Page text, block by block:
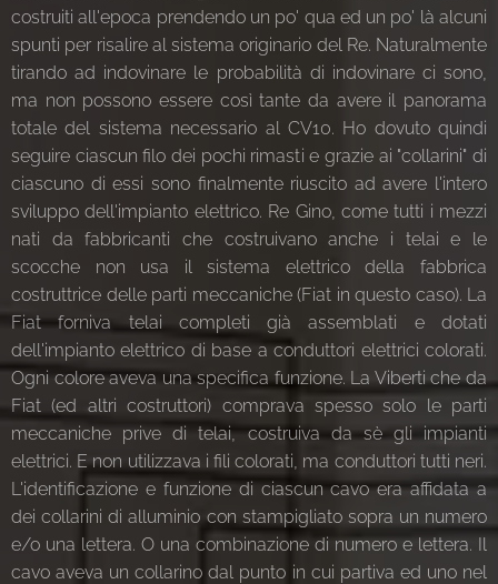
costruiti all'epoca prendendo un po' qua ed un po' là alcuni
spunti per risalire al sistema originario del Re. Naturalmente
tirando ad indovinare le probabilità di indovinare ci sono,
ma non possono essere così tante da avere il panorama
totale del sistema necessario al CV10. Ho dovuto quindi
seguire ciascun filo dei pochi rimasti e grazie ai "collarini" di
ciascuno di essi sono finalmente riuscito ad avere l'intero
sviluppo dell'impianto elettrico. Re Gino, come tutti i mezzi
nati da fabbricanti che costruivano anche i telai e le
scocche non usa il sistema elettrico della fabbrica
costruttrice delle parti meccaniche (Fiat in questo caso). La
Fiat forniva telai completi già assemblati e dotati
dell'impianto elettrico di base a conduttori elettrici colorati.
Ogni colore aveva una specifica funzione. La Viberti che da
Fiat (ed altri costruttori) comprava spesso solo le parti
meccaniche prive di telai, costruiva da sè gli impianti
elettrici. E non utilizzava i fili colorati, ma conduttori tutti neri.
L'identificazione e funzione di ciascun cavo era affidata a
dei collarini di alluminio con stampigliato sopra un numero
e/o una lettera. O una combinazione di numero e lettera. Il
cavo aveva un collarino dal punto in cui partiva ed uno nel